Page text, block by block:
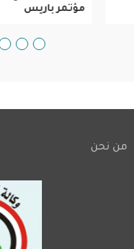
مؤتمر باريس
Footer
من نحن